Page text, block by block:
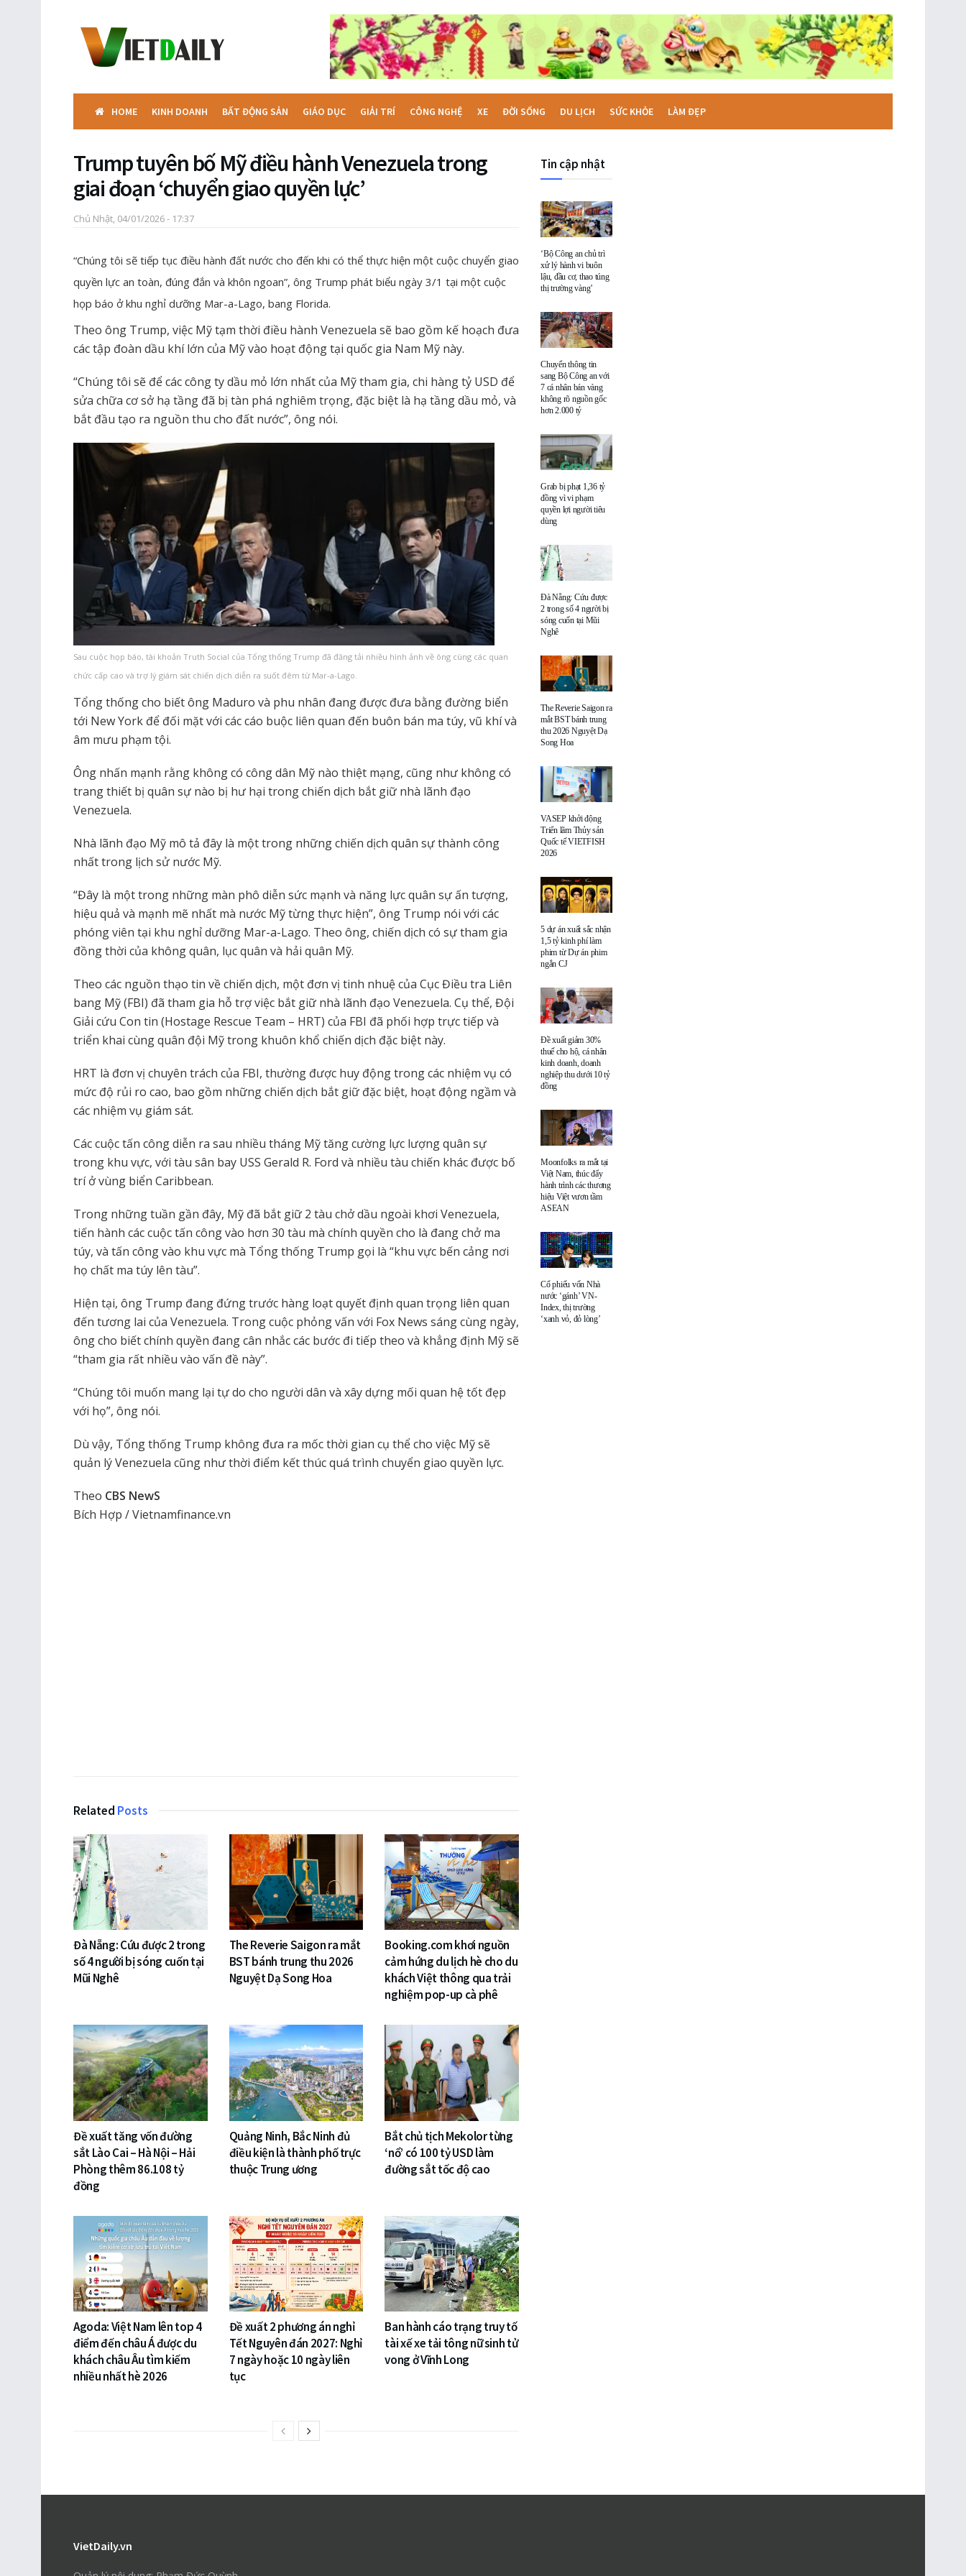
HOME KINH DOANH BẤT ĐỘNG SẢN GIÁO DỤC GIẢI TRÍ CÔNG NGHỆ XE ĐỜI SỐNG DU LỊCH SỨC KHỎE LÀM ĐẸP
Trump tuyên bố Mỹ điều hành Venezuela trong
giai đoạn ‘chuyển giao quyền lực’
Chủ Nhật, 04/01/2026 - 17:37
“Chúng tôi sẽ tiếp tục điều hành đất nước cho đến khi có thể thực hiện một cuộc chuyển giao
quyền lực an toàn, đúng đắn và khôn ngoan”, ông Trump phát biểu ngày 3/1 tại một cuộc
họp báo ở khu nghỉ dưỡng Mar-a-Lago, bang Florida.
Theo ông Trump, việc Mỹ tạm thời điều hành Venezuela sẽ bao gồm kế hoạch đưa
các tập đoàn dầu khí lớn của Mỹ vào hoạt động tại quốc gia Nam Mỹ này.
“Chúng tôi sẽ để các công ty dầu mỏ lớn nhất của Mỹ tham gia, chi hàng tỷ USD để
sửa chữa cơ sở hạ tầng đã bị tàn phá nghiêm trọng, đặc biệt là hạ tầng dầu mỏ, và
bắt đầu tạo ra nguồn thu cho đất nước”, ông nói.
Sau cuộc họp báo, tài khoản Truth Social của Tổng thống Trump đã đăng tải nhiều hình ảnh về ông cùng các quan
chức cấp cao và trợ lý giám sát chiến dịch diễn ra suốt đêm từ Mar-a-Lago.
Tổng thống cho biết ông Maduro và phu nhân đang được đưa bằng đường biển
tới New York để đối mặt với các cáo buộc liên quan đến buôn bán ma túy, vũ khí và
âm mưu phạm tội.
Ông nhấn mạnh rằng không có công dân Mỹ nào thiệt mạng, cũng như không có
trang thiết bị quân sự nào bị hư hại trong chiến dịch bắt giữ nhà lãnh đạo
Venezuela.
Nhà lãnh đạo Mỹ mô tả đây là một trong những chiến dịch quân sự thành công
nhất trong lịch sử nước Mỹ.
“Đây là một trong những màn phô diễn sức mạnh và năng lực quân sự ấn tượng,
hiệu quả và mạnh mẽ nhất mà nước Mỹ từng thực hiện”, ông Trump nói với các
phóng viên tại khu nghỉ dưỡng Mar-a-Lago. Theo ông, chiến dịch có sự tham gia
đồng thời của không quân, lục quân và hải quân Mỹ.
Theo các nguồn thạo tin về chiến dịch, một đơn vị tinh nhuệ của Cục Điều tra Liên
bang Mỹ (FBI) đã tham gia hỗ trợ việc bắt giữ nhà lãnh đạo Venezuela. Cụ thể, Đội
Giải cứu Con tin (Hostage Rescue Team – HRT) của FBI đã phối hợp trực tiếp và
triển khai cùng quân đội Mỹ trong khuôn khổ chiến dịch đặc biệt này.
HRT là đơn vị chuyên trách của FBI, thường được huy động trong các nhiệm vụ có
mức độ rủi ro cao, bao gồm những chiến dịch bắt giữ đặc biệt, hoạt động ngầm và
các nhiệm vụ giám sát.
Các cuộc tấn công diễn ra sau nhiều tháng Mỹ tăng cường lực lượng quân sự
trong khu vực, với tàu sân bay USS Gerald R. Ford và nhiều tàu chiến khác được bố
trí ở vùng biển Caribbean.
Trong những tuần gần đây, Mỹ đã bắt giữ 2 tàu chở dầu ngoài khơi Venezuela,
tiến hành các cuộc tấn công vào hơn 30 tàu mà chính quyền cho là đang chở ma
túy, và tấn công vào khu vực mà Tổng thống Trump gọi là “khu vực bến cảng nơi
họ chất ma túy lên tàu”.
Hiện tại, ông Trump đang đứng trước hàng loạt quyết định quan trọng liên quan
đến tương lai của Venezuela. Trong cuộc phỏng vấn với Fox News sáng cùng ngày,
ông cho biết chính quyền đang cân nhắc các bước đi tiếp theo và khẳng định Mỹ sẽ
“tham gia rất nhiều vào vấn đề này”.
“Chúng tôi muốn mang lại tự do cho người dân và xây dựng mối quan hệ tốt đẹp
với họ”, ông nói.
Dù vậy, Tổng thống Trump không đưa ra mốc thời gian cụ thể cho việc Mỹ sẽ
quản lý Venezuela cũng như thời điểm kết thúc quá trình chuyển giao quyền lực.
Theo CBS NewS
Bích Hợp / Vietnamfinance.vn
Related Posts
Đà Nẵng: Cứu được 2 trong
số 4 người bị sóng cuốn tại
Mũi Nghê
The Reverie Saigon ra mắt
BST bánh trung thu 2026
Nguyệt Dạ Song Hoa
Booking.com khơi nguồn
cảm hứng du lịch hè cho du
khách Việt thông qua trải
nghiệm pop-up cà phê
Đề xuất tăng vốn đường
sắt Lào Cai – Hà Nội – Hải
Phòng thêm 86.108 tỷ
đồng
Quảng Ninh, Bắc Ninh đủ
điều kiện là thành phố trực
thuộc Trung ương
Bắt chủ tịch Mekolor từng
‘nổ’ có 100 tỷ USD làm
đường sắt tốc độ cao
Agoda: Việt Nam lên top 4
điểm đến châu Á được du
khách châu Âu tìm kiếm
nhiều nhất hè 2026
Đề xuất 2 phương án nghỉ
Tết Nguyên đán 2027: Nghỉ
7 ngày hoặc 10 ngày liên
tục
Ban hành cáo trạng truy tố
tài xế xe tải tông nữ sinh tử
vong ở Vĩnh Long
Tin cập nhật
‘Bộ Công an chủ trì
xử lý hành vi buôn
lậu, đầu cơ, thao túng
thị trường vàng’
Chuyển thông tin
sang Bộ Công an với
7 cá nhân bán vàng
không rõ nguồn gốc
hơn 2.000 tỷ
Grab bị phạt 1,36 tỷ
đồng vì vi phạm
quyền lợi người tiêu
dùng
Đà Nẵng: Cứu được
2 trong số 4 người bị
sóng cuốn tại Mũi
Nghê
The Reverie Saigon ra
mắt BST bánh trung
thu 2026 Nguyệt Dạ
Song Hoa
VASEP khởi động
Triển lãm Thủy sản
Quốc tế VIETFISH
2026
5 dự án xuất sắc nhận
1,5 tỷ kinh phí làm
phim từ Dự án phim
ngắn CJ
Đề xuất giảm 30%
thuế cho hộ, cá nhân
kinh doanh, doanh
nghiệp thu dưới 10 tỷ
đồng
Moonfolks ra mắt tại
Việt Nam, thúc đẩy
hành trình các thương
hiệu Việt vươn tầm
ASEAN
Cổ phiếu vốn Nhà
nước ‘gánh’ VN-
Index, thị trường
‘xanh vỏ, đỏ lòng’
VietDaily.vn